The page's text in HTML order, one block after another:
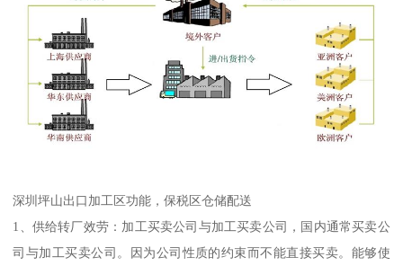
深圳坪山出口加工区功能，保税区仓储配送
1、供给转厂效劳：加工买卖公司与加工买卖公司，国内通常买卖公
司与加工买卖公司。因为公司性质的约束而不能直接买卖。能够使